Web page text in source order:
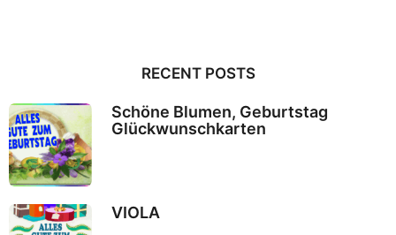
a
e
n
RECENT POSTS
Schöne Blumen, Geburtstag
Glückwunschkarten
VIOLA